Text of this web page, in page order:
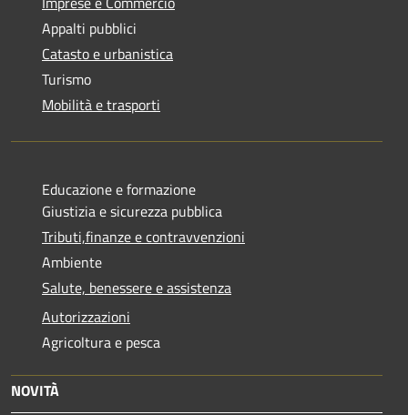
Appalti pubblici
Catasto e urbanistica
Turismo
Mobilità e trasporti
Educazione e formazione
Giustizia e sicurezza pubblica
Tributi,finanze e contravvenzioni
Ambiente
Salute, benessere e assistenza
Autorizzazioni
Agricoltura e pesca
NOVITÀ